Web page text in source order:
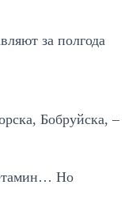
Бобруйска, –
Но